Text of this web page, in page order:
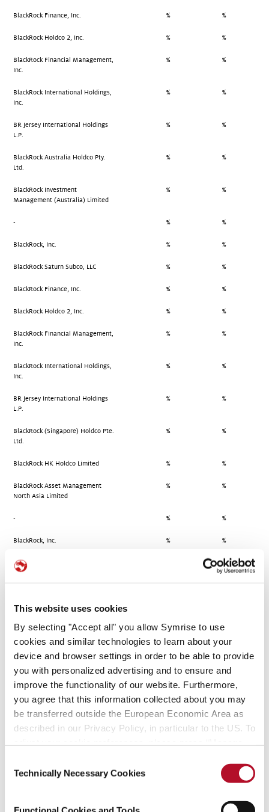
This website uses cookies
By selecting "Accept all" you allow Symrise to use
cookies and similar technologies to learn about your
device and browser settings in order to be able to provide
you with personalized advertising and to ensure and
improve the functionality of our website. Furthermore,
you agree that this information collected about you may
be transferred outside the European Economic Area as
described in our Privacy Policy, in particular to the US. To
information.
Selection
Technically Necessary Cookies
BlackRock Finance, Inc. % %
BlackRock Holdco 2, Inc. % %
BlackRock Financial Management,
Inc.
% %
BlackRock International Holdings,
Inc.
% %
BR Jersey International Holdings
L.P.
% %
BlackRock Australia Holdco Pty.
Ltd.
% %
BlackRock Investment
Management (Australia) Limited
% %
- % %
BlackRock, Inc. % %
BlackRock Saturn Subco, LLC % %
BlackRock Finance, Inc. % %
BlackRock Holdco 2, Inc. % %
BlackRock Financial Management,
Inc.
% %
BlackRock International Holdings,
Inc.
% %
BR Jersey International Holdings
L.P.
% %
BlackRock (Singapore) Holdco Pte.
Ltd.
% %
BlackRock HK Holdco Limited % %
BlackRock Asset Management
North Asia Limited
% %
- % %
BlackRock, Inc. % %
BlackRock Saturn Subco, LLC %
BlackRock Finance, Inc. % %
BlackRock Holdco 2, Inc.
BlackRock Financial Management,
Inc.
% %
BlackRock International Holdings,
Inc.
%
L.P.
BlackRock (Singapore) Holdco Pte.
% %
BlackRock Lux Finco S. a r.l. %
%